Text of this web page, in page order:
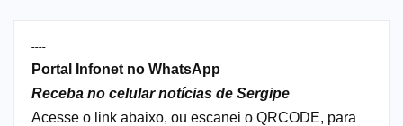
----
Portal Infonet no WhatsApp
Receba no celular notícias de Sergipe
Acesse o link abaixo, ou escanei o QRCODE, para